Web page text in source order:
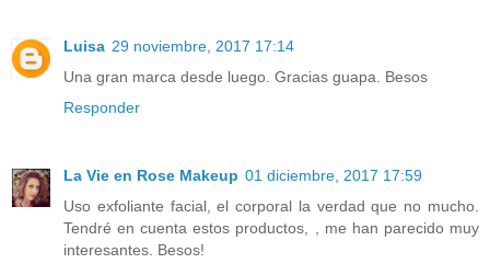
Luisa 29 noviembre, 2017 17:14
Una gran marca desde luego. Gracias guapa. Besos
Responder
La Vie en Rose Makeup 01 diciembre, 2017 17:59
Uso exfoliante facial, el corporal la verdad que no mucho.
Tendré en cuenta estos productos, , me han parecido muy
interesantes. Besos!